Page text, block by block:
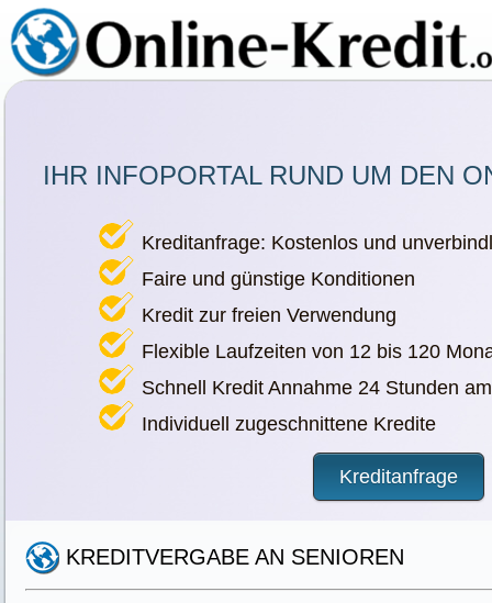
IHR INFOPORTAL RUND UM DEN
Kreditanfrage: Kostenlos und
Faire und günstige Konditionen
Kredit zur freien Verwendung
Flexible Laufzeiten von 12 bis 120
Schnell Kredit Annahme 24 Stunden
Individuell zugeschnittene Kredite
Kreditanfrage
KREDITVERGABE AN SENIOREN